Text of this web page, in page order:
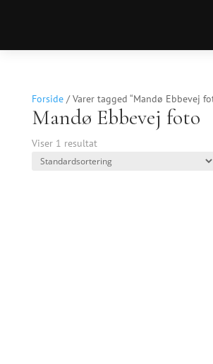
Forside/ Varer tagged “Mandø Ebbevej
Mandø Ebbevej foto
Viser 1 resultat